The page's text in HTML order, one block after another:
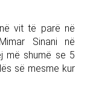
vit të parë në
Sinani në
më shumë se 5
së mesme kur